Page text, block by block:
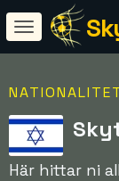
Här hittar ni